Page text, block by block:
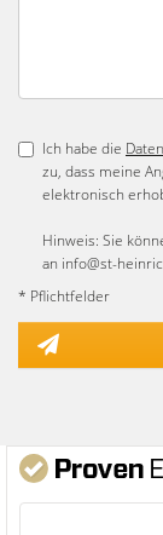
Ich habe die
zu, dass meine
elektronisch
Hinweis: Sie
an info@st-
* Pflichtfelder